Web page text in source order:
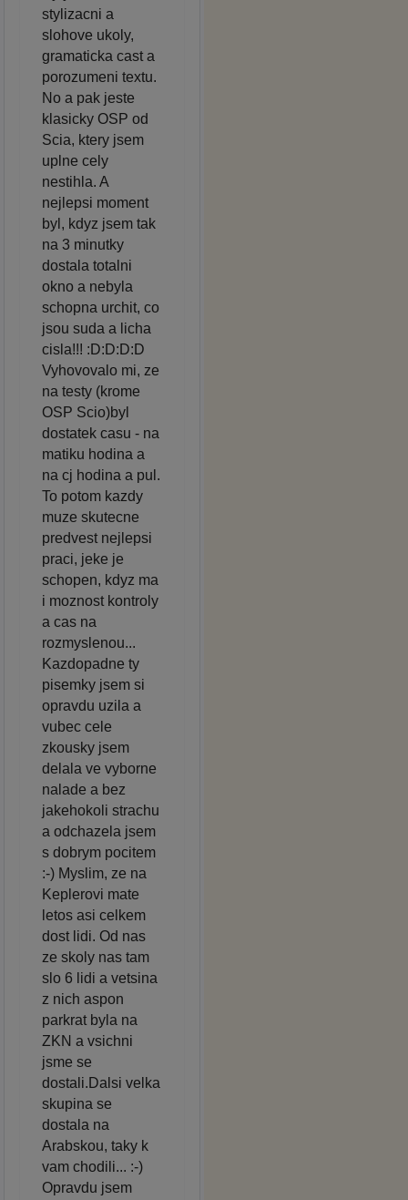
stylizacni a
slohove ukoly,
gramaticka cast a
porozumeni textu.
No a pak jeste
klasicky OSP od
Scia, ktery jsem
uplne cely
nestihla. A
nejlepsi moment
byl, kdyz jsem tak
na 3 minutky
dostala totalni
okno a nebyla
schopna urchit, co
jsou suda a licha
cisla!!! :D:D:D:D
Vyhovovalo mi, ze
na testy (krome
OSP Scio)byl
dostatek casu - na
matiku hodina a
na cj hodina a pul.
To potom kazdy
muze skutecne
predvest nejlepsi
praci, jeke je
schopen, kdyz ma
i moznost kontroly
a cas na
rozmyslenou...
Kazdopadne ty
pisemky jsem si
opravdu uzila a
vubec cele
zkousky jsem
delala ve vyborne
nalade a bez
jakehokoli strachu
a odchazela jsem
s dobrym pocitem
:-) Myslim, ze na
Keplerovi mate
letos asi celkem
dost lidi. Od nas
ze skoly nas tam
slo 6 lidi a vetsina
z nich aspon
parkrat byla na
ZKN a vsichni
jsme se
dostali.Dalsi velka
skupina se
dostala na
Arabskou, taky k
vam chodili... :-)
Opravdu jsem